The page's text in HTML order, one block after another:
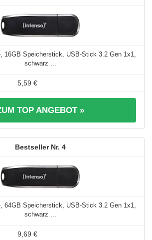
16GB Speicherstick, USB-Stick 3.2 Gen 1x1,
schwarz ...
5,59 €
TOP ANGEBOT »
4
64GB Speicherstick, USB-Stick 3.2 Gen 1x1,
schwarz ...
9,69 €